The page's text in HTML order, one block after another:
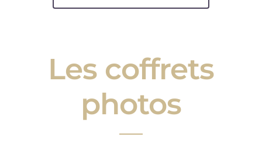
Les coffrets
photos